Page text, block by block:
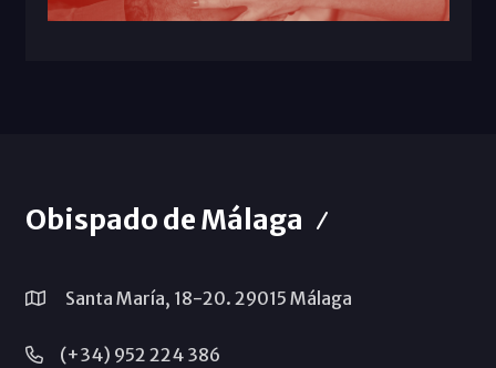
Obispado de Málaga
Santa María, 18-20. 29015 Málaga
(+34) 952 224 386